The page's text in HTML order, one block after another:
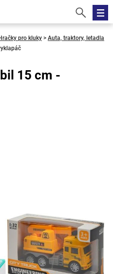
pro kluky > Auta, traktory, letadla
15 cm -